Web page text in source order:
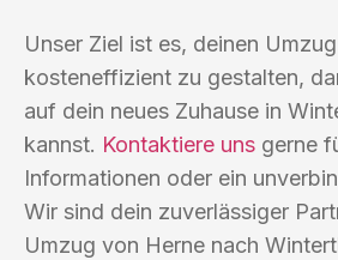
Unser Ziel ist es, deinen
kosteneffizient zu gestalten,
auf dein neues Zuhause in
kannst. Kontaktiere uns gerne
Informationen oder ein
Wir sind dein zuverlässiger
Umzug von Herne nach